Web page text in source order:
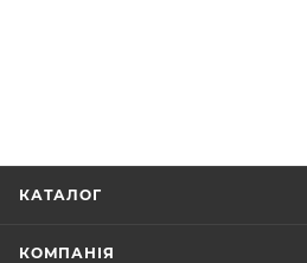
КАТАЛОГ
КОМПАНІЯ